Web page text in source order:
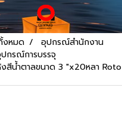
งหมด
อุปกรณ์สำนักงาน
กรณ์การบรรจุ
งสีน้ำตาลขนาด 3 "x20หลา Roto